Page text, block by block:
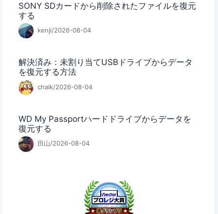
SONY SDカードから削除されたファイルを復元
する
kenji/2026-08-04
解決済み：未割り当てUSBドライブからデータ
を復元する方法
chalk/2026-08-04
WD My Passportハードドライブからデータを
復元する
田山/2026-08-04